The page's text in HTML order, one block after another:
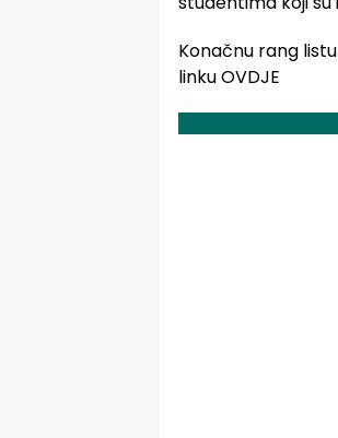
Konačnu rang
linku OVDJE